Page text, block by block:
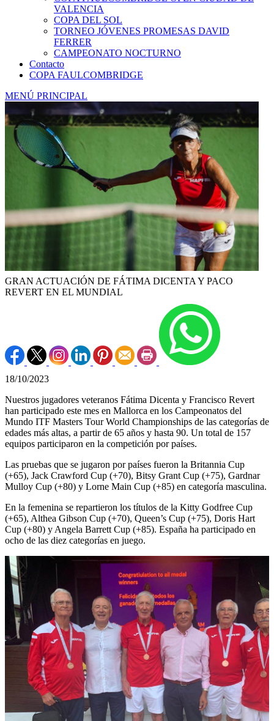
VALENCIA
COPA DEL SOL
TORNEO JÓVENES PROMESAS DAVID
FERRER
CAMPEONATO NOCTURNO
Contacto
COPA FAULCOMBRIDGE
MENÚ PRINCIPAL
GRAN ACTUACIÓN DE FÁTIMA DICENTA Y PACO
REVERT EN EL MUNDIAL
18/10/2023
Nuestros jugadores veteranos Fátima Dicenta y Francisco Revert
han participado este mes en Mallorca en los Campeonatos del
Mundo ITF Masters Tour World Championships de las categorías de
edades más altas, a partir de 65 años y hasta 90. Un total de 157
equipos participaron en la competición por países.
Las pruebas que se jugaron por países fueron la Britannia Cup
(+65), Jack Crawford Cup (+70), Bitsy Grant Cup (+75), Gardnar
Mulloy Cup (+80) y Lorne Main Cup (+85) en categoría masculina.
En la femenina se repartieron los títulos de la Kitty Godfree Cup
(+65), Althea Gibson Cup (+70), Queen’s Cup (+75), Doris Hart
Cup (+80) y Angela Barrett Cup (+85). España ha participado en
ocho de las diez categorías en juego.